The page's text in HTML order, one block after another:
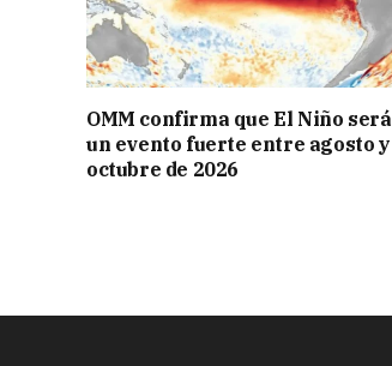
OMM confirma que El Niño será
un evento fuerte entre agosto y
octubre de 2026